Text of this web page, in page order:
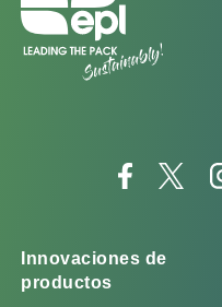
Innovaciones de
productos